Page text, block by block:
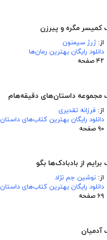
کمیسر مگره و پیرزن
از:ژرژ سیمنون
دانلود رایگان بهترین رمان‌ها
۴۲ صفحه
مجموعه داستان‌های دقیقه‌هام
از: فرزانه تقدیری
دانلود رایگان بهترین کتاب‌های داستان
۹۰ صفحه
برایم از بادبادک‌ها بگو
از: نوشین جم نژاد
دانلود رایگان بهترین کتاب‌های داستان
۶۹ صفحه
آدمیان